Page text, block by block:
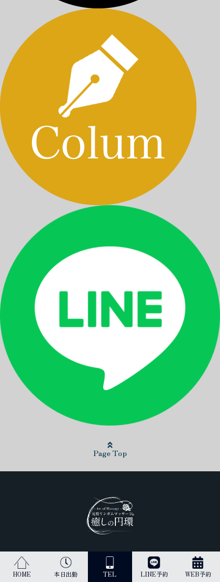
HOME 本日出勤 TEL LINE予約 WEB予約
Page Top
日本最高峰のリンガムマッサージ（男性器への丁寧なマッサージ）を
受けられるのは当店だけです。
古来より、王のみに与えられてきた施術を貴方にご提供します。